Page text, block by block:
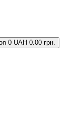
0 UAH 0.00 грн.